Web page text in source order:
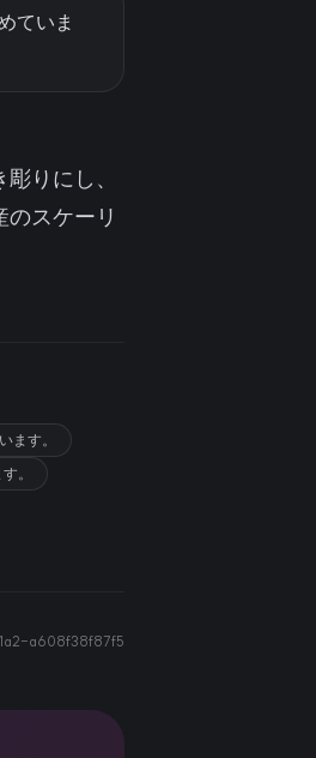
ていま
りにし、
スケーリ
ます。
。
a608f38f87f5